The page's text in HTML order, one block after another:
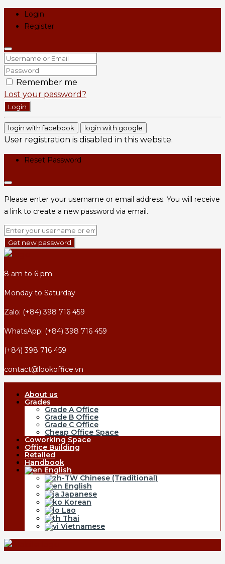
Login
Register
Remember me
Lost your password?
Login
login with facebook login with google
User registration is disabled in this website.
Reset Password
Please enter your username or email address. You will receive
a link to create a new password via email.
Get new password
8 am to 6 pm
Monday to Saturday
Zalo: (+84) 398 716 459
WhatsApp: (+84) 398 716 459
(+84) 398 716 459
contact@lookoffice.vn
About us
Grades
Grade A Office
Grade B Office
Grade C Office
Cheap Office Space
Coworking Space
Office Building
Retailed
Handbook
English
Chinese (Traditional)
English
Japanese
Korean
Lao
Thai
Vietnamese